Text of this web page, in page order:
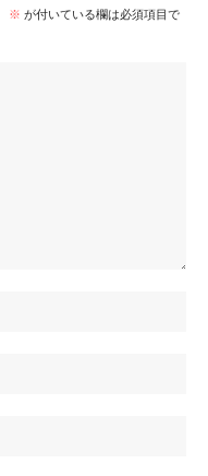
※ が付いている欄は必須項目で